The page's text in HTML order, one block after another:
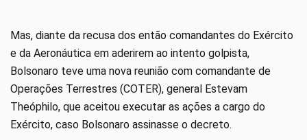
Mas, diante da recusa dos então comandantes do Exército
e da Aeronáutica em aderirem ao intento golpista,
Bolsonaro teve uma nova reunião com comandante de
Operações Terrestres (COTER), general Estevam
Theóphilo, que aceitou executar as ações a cargo do
Exército, caso Bolsonaro assinasse o decreto.